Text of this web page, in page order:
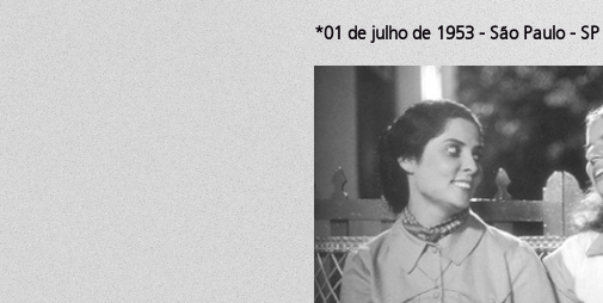
*01 de julho de 1953 - São Paulo - SP